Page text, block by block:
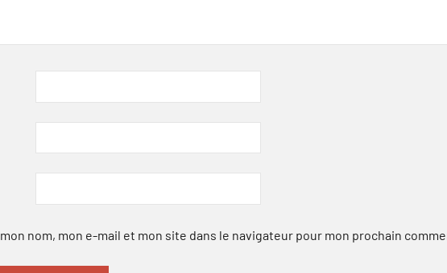
nom, mon e-mail et mon site dans le navigateur pour mon prochain